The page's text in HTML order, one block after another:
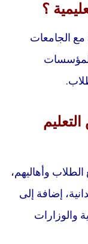
؟
مع الجامعات
وأهاليهم،
إضافة إلى
والوزارات